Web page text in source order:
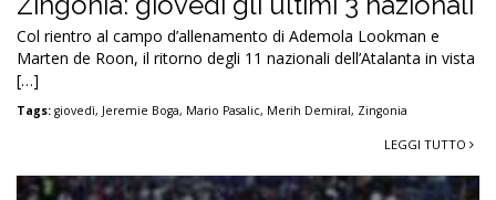
Col rientro al campo d’allenamento di Ademola Lookman e
Marten de Roon, il ritorno degli 11 nazionali dell’Atalanta in vista
[…]
Tags: giovedì, Jeremie Boga, Mario Pasalic, Merih Demiral, Zingonia
LEGGI TUTTO